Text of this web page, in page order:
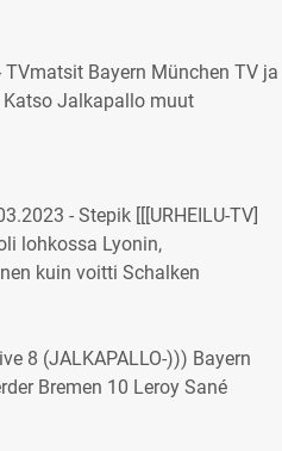
Bayern München TV ja
Jalkapallo muut
- Stepik [[[URHEILU-TV]
lohkossa Lyonin,
kuin voitti Schalken
8 (JALKAPALLO-))) Bayern
Bremen 10 Leroy Sané